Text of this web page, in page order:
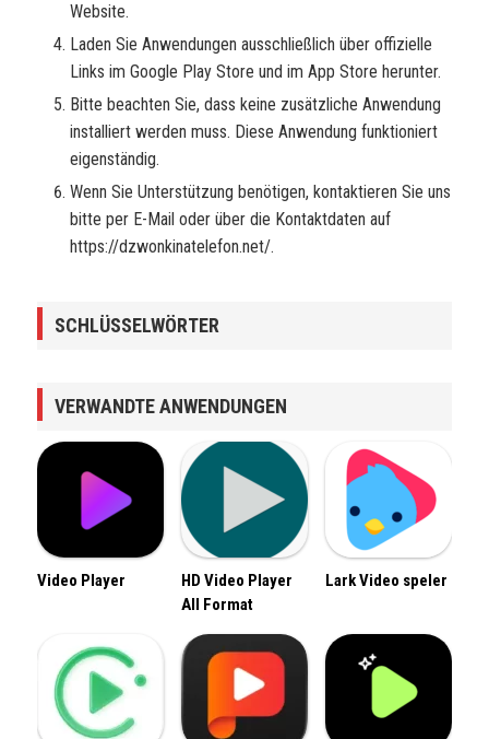
Website.
Laden Sie Anwendungen ausschließlich über offizielle
Links im Google Play Store und im App Store herunter.
Bitte beachten Sie, dass keine zusätzliche Anwendung
installiert werden muss. Diese Anwendung funktioniert
eigenständig.
Wenn Sie Unterstützung benötigen, kontaktieren Sie uns
bitte per E-Mail oder über die Kontaktdaten auf
https://dzwonkinatelefon.net/.
SCHLÜSSELWÖRTER
VERWANDTE ANWENDUNGEN
Video Player
HD Video Player
All Format
Lark Video speler